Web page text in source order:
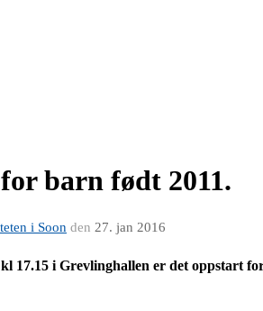
barn født 2011.
i Soon den 27. jan 2016
17.15 i Grevlinghallen er det oppstart